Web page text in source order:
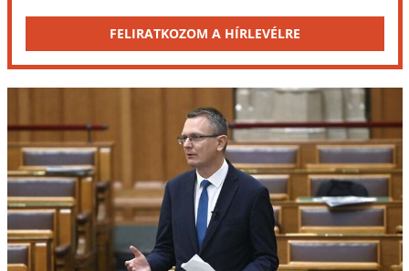
FELIRATKOZOM A HÍRLEVÉLRE